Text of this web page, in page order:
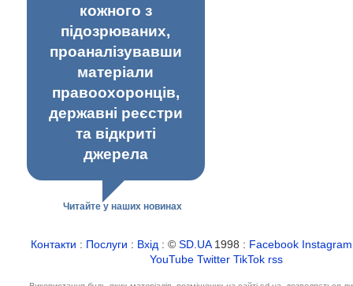
кожного з
підозрюваних,
проаналізувавши
матеріали
правоохоронців,
державні реєстри
та відкриті
джерела
Читайте у наших новинах
Контакти : Послуги : Вхід : ©SD.UA1998 : Facebook Instagram
YouTube Twitter TikTok rss